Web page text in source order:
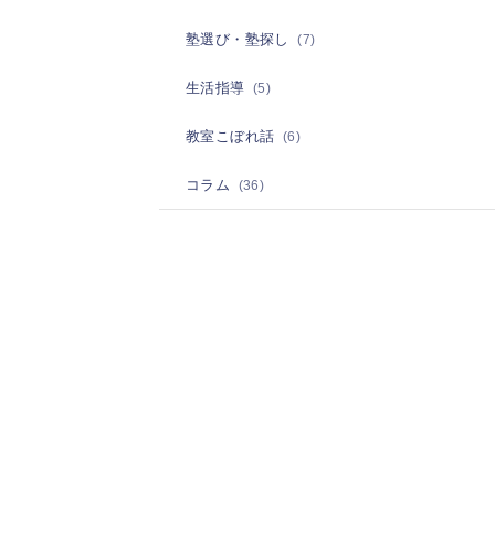
塾選び・塾探し (7)
生活指導 (5)
教室こぼれ話 (6)
コラム (36)